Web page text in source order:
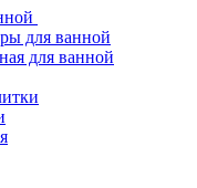
для ванной
для ванной